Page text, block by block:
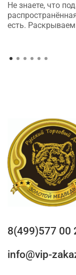
Не знаете, что
есть.
8(499)577 00
info@vip-